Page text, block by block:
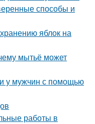
способы и
яблок на
мытьё может
у мужчин с помощью
работы в